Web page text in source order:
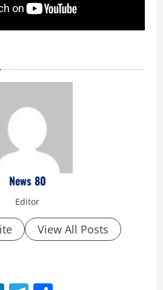
News 80
Editor
View All Posts